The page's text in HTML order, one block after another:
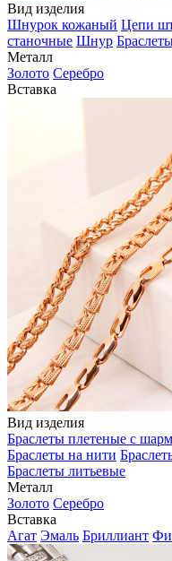
Вид изделия
Шнурок кожаный Цепи
станочные Шнур
Металл
Золото Серебро
Вставка
Вид изделия
Браслеты плетеные с
Браслеты на нити
Браслеты литьевые
Металл
Золото Серебро
Вставка
Агат Эмаль Бриллиант